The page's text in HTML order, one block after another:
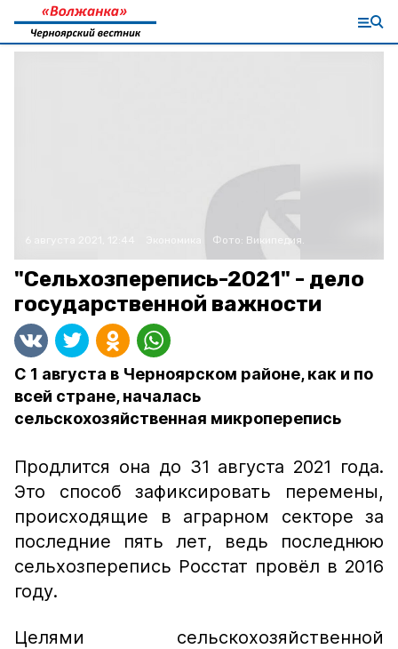
Фото: Википедия.
"Сельхозперепись-2021" - дело
государственной важности
С 1 августа в Черноярском районе, как и по
всей стране, началась
сельскохозяйственная микроперепись
Продлится она до 31 августа 2021 года.
Это способ зафиксировать перемены,
происходящие в аграрном секторе за
последние пять лет, ведь последнюю
сельхозперепись Росстат провёл в 2016
году.
Целями сельскохозяйственной